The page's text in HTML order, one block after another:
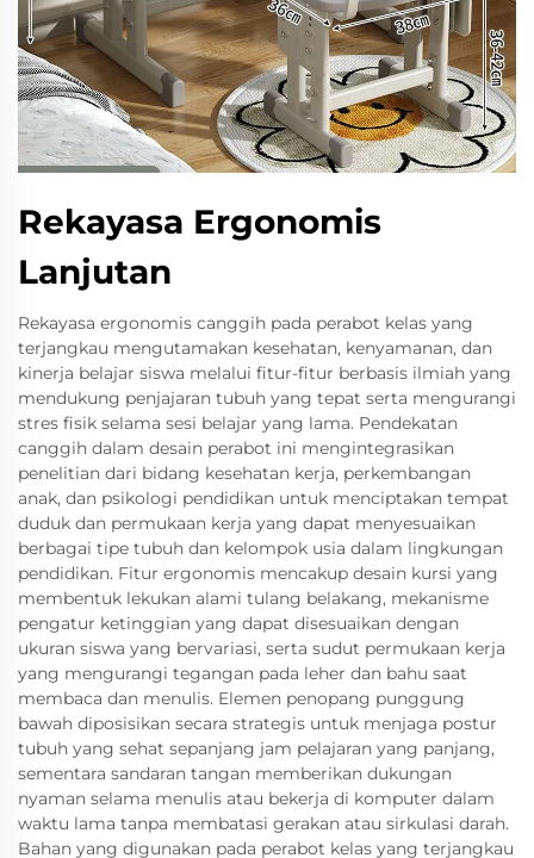
Rekayasa Ergonomis
Lanjutan
Rekayasa ergonomis canggih pada perabot kelas yang
terjangkau mengutamakan kesehatan, kenyamanan, dan
kinerja belajar siswa melalui fitur-fitur berbasis ilmiah yang
mendukung penjajaran tubuh yang tepat serta mengurangi
stres fisik selama sesi belajar yang lama. Pendekatan
canggih dalam desain perabot ini mengintegrasikan
penelitian dari bidang kesehatan kerja, perkembangan
anak, dan psikologi pendidikan untuk menciptakan tempat
duduk dan permukaan kerja yang dapat menyesuaikan
berbagai tipe tubuh dan kelompok usia dalam lingkungan
pendidikan. Fitur ergonomis mencakup desain kursi yang
membentuk lekukan alami tulang belakang, mekanisme
pengatur ketinggian yang dapat disesuaikan dengan
ukuran siswa yang bervariasi, serta sudut permukaan kerja
yang mengurangi tegangan pada leher dan bahu saat
membaca dan menulis. Elemen penopang punggung
bawah diposisikan secara strategis untuk menjaga postur
tubuh yang sehat sepanjang jam pelajaran yang panjang,
sementara sandaran tangan memberikan dukungan
nyaman selama menulis atau bekerja di komputer dalam
waktu lama tanpa membatasi gerakan atau sirkulasi darah.
Bahan yang digunakan pada perabot kelas yang terjangkau